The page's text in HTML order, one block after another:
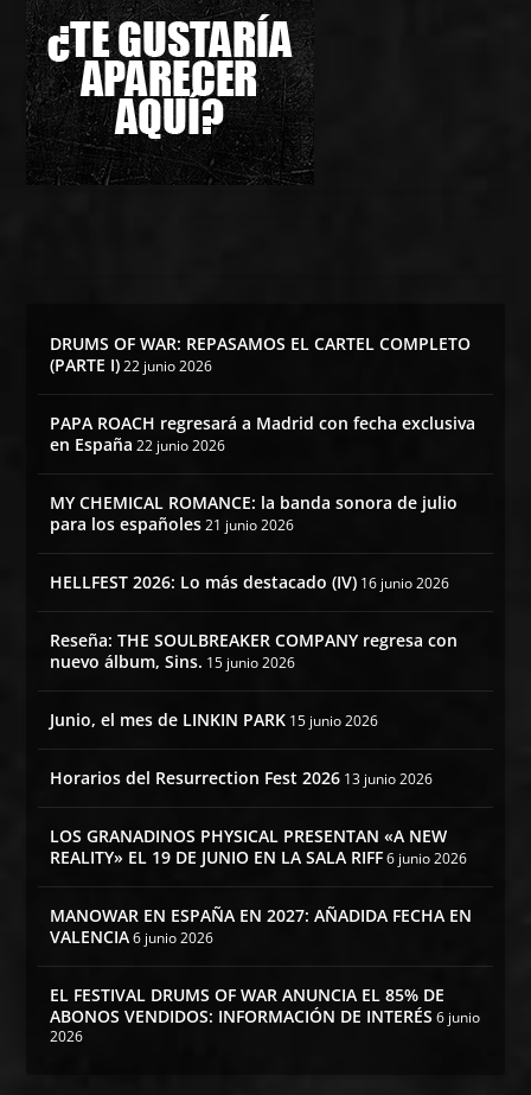
DRUMS OF WAR: REPASAMOS EL CARTEL COMPLETO
(PARTE I) 22 junio 2026
PAPA ROACH regresará a Madrid con fecha exclusiva
en España 22 junio 2026
MY CHEMICAL ROMANCE: la banda sonora de julio
para los españoles 21 junio 2026
HELLFEST 2026: Lo más destacado (IV) 16 junio 2026
Reseña: THE SOULBREAKER COMPANY regresa con
nuevo álbum, Sins. 15 junio 2026
Junio, el mes de LINKIN PARK 15 junio 2026
Horarios del Resurrection Fest 2026 13 junio 2026
LOS GRANADINOS PHYSICAL PRESENTAN «A NEW
REALITY» EL 19 DE JUNIO EN LA SALA RIFF 6 junio 2026
MANOWAR EN ESPAÑA EN 2027: AÑADIDA FECHA EN
VALENCIA 6 junio 2026
EL FESTIVAL DRUMS OF WAR ANUNCIA EL 85% DE
ABONOS VENDIDOS: INFORMACIÓN DE INTERÉS 6 junio
2026